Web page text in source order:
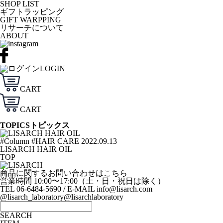
SHOP LIST
ギフトラッピング
GIFT WARPPING
リサーチについて
ABOUT
LOGIN
CART
CART
TOPICS トピックス
#Column #HAIR CARE 2022.09.13
LISARCH HAIR OIL
TOP
商品に関するお問い合わせはこちら
営業時間 10:00〜17:00（土・日・祝日は除く）
TEL 06-6484-5690 / E-MAIL info@lisarch.com
@lisarch_laboratory@lisarchlaboratory
SEARCH